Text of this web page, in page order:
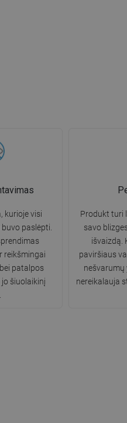
kurioje visi
paslėpti.
reikšmingai
patalpos
šiuolaikinį
Produkt turi
savo
išvaizdą.
paviršiaus
nešvarumų
nereikalauja